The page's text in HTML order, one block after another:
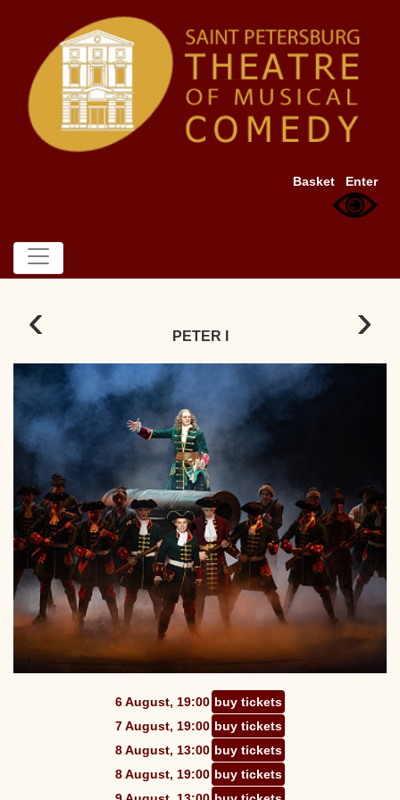
Basket Enter
‹ ›
PETER I
6 August, 19:00 buy tickets
7 August, 19:00 buy tickets
8 August, 13:00 buy tickets
8 August, 19:00 buy tickets